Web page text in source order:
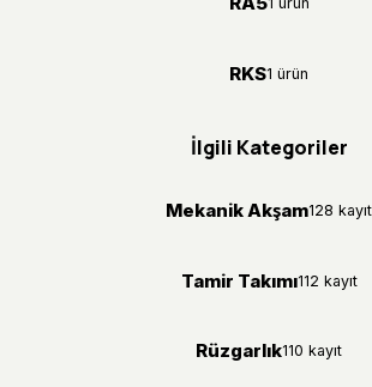
RKS1 ürün
İlgili Kategoriler
Mekanik Akşam128 kayıt
Tamir Takımı112 kayıt
Rüzgarlık110 kayıt